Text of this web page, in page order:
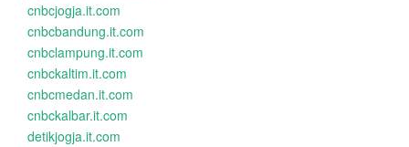
cnbcjogja.it.com
cnbcbandung.it.com
cnbclampung.it.com
cnbckaltim.it.com
cnbcmedan.it.com
cnbckalbar.it.com
detikjogja.it.com